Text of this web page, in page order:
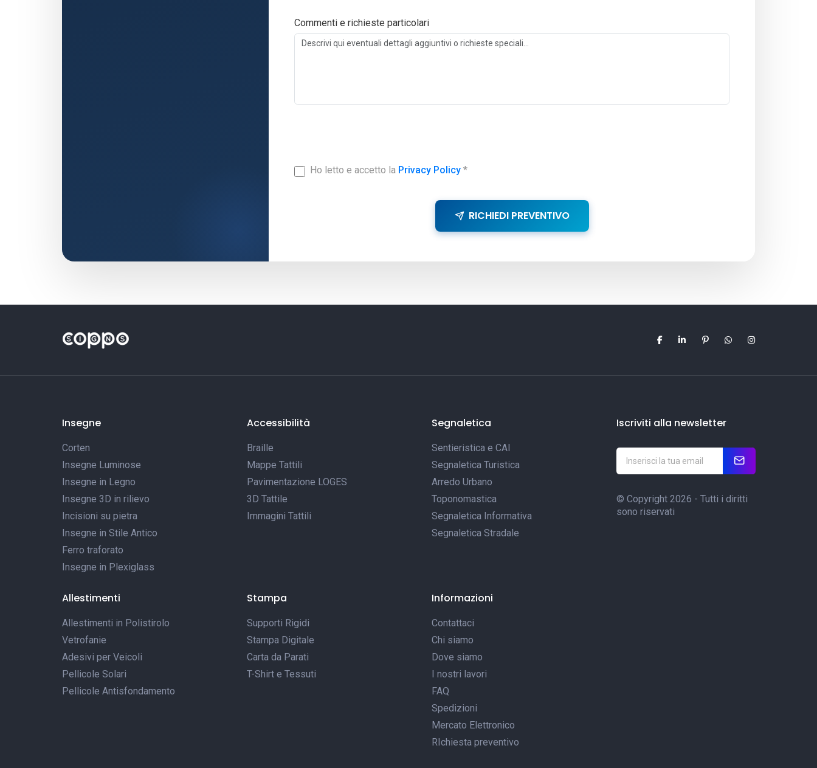
Commenti e richieste particolari
Ho letto e accetto la Privacy Policy *
RICHIEDI PREVENTIVO
Insegne
Corten
Insegne Luminose
Insegne in Legno
Insegne 3D in rilievo
Incisioni su pietra
Insegne in Stile Antico
Ferro traforato
Insegne in Plexiglass
Accessibilità
Braille
Mappe Tattili
Pavimentazione LOGES
3D Tattile
Immagini Tattili
Segnaletica
Sentieristica e CAI
Segnaletica Turistica
Arredo Urbano
Toponomastica
Segnaletica Informativa
Segnaletica Stradale
Allestimenti
Allestimenti in Polistirolo
Vetrofanie
Adesivi per Veicoli
Pellicole Solari
Pellicole Antisfondamento
Stampa
Supporti Rigidi
Stampa Digitale
Carta da Parati
T-Shirt e Tessuti
Informazioni
Contattaci
Chi siamo
Dove siamo
I nostri lavori
FAQ
Spedizioni
Mercato Elettronico
RIchiesta preventivo
Iscriviti alla newsletter
© Copyright 2026 - Tutti i diritti
sono riservati